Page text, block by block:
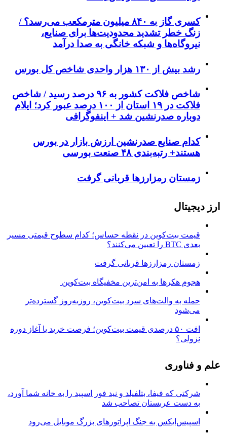
کسری گاز به ۸۴۰ میلیون مترمکعب می‌رسد؟ /
زنگ خطر تشدید محدودیت‌ها برای صنایع،
نیروگاه‌ها و شبکه خانگی به صدا درآمد
رشد بیش از ۱۳۰ هزار واحدی شاخص کل بورس
شاخص فلاکت کشور به ۹۶ درصد رسید / شاخص
فلاکت در ۱۹ استان از ۱۰۰ درصد عبور کرد؛ ایلام
دوباره صدرنشین شد + اینفوگرافی
کدام صنایع صدرنشین‌ ارزش بازار در بورس
هستند+ رتبه‌بندی ۴۸ صنعت بورسی
زمستان رمزارزها قربانی گرفت
ارز دیجیتال
قیمت بیت‌کوین در نقطه حساس؛ کدام سطوح قیمتی مسیر
بعدی BTC را تعیین می‌کنند؟
زمستان رمزارزها قربانی گرفت
هجوم هکرها به امن‌ترین مخفیگاه بیت‌کوین
حمله به والت‌های سرد بیت‌کوین، روزبه‌روز گسترده‌تر
می‌شود
افت ۵۰ درصدی قیمت بیت‌کوین؛ فرصت خرید یا آغاز دوره
نزولی؟
علم و فناوری
شرکتی که فیفا، بتلفیلد و نید فور اسپید را به خانه شما آورد،
به دست عربستان تصاحب شد
اسپیس‌ایکس به جنگ اپراتورهای بزرگ موبایل می‌رود